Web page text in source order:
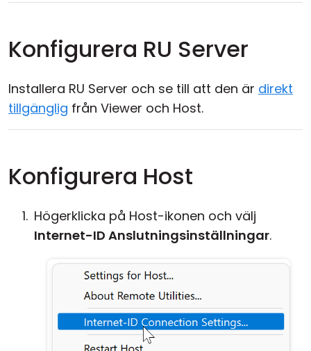
Konfigurera RU Server
Installera RU Server och se till att den är direkt
tillgänglig från Viewer och Host.
Konfigurera Host
Högerklicka på Host-ikonen och välj
Internet-ID Anslutningsinställningar.